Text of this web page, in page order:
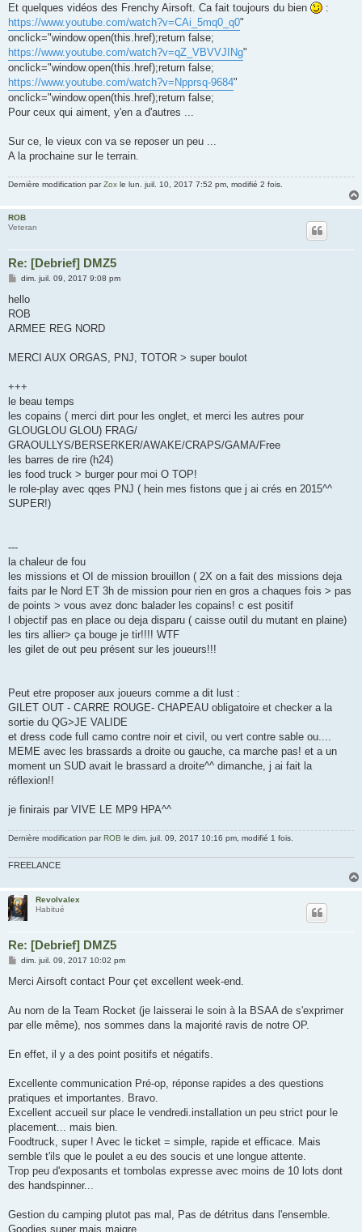
Et quelques vidéos des Frenchy Airsoft. Ca fait toujours du bien
:
https://www.youtube.com/watch?v=CAi_5mq0_q0"
onclick="window.open(this.href);return false;
https://www.youtube.com/watch?v=qZ_VBVVJINg"
onclick="window.open(this.href);return false;
https://www.youtube.com/watch?v=Npprsq-9684"
onclick="window.open(this.href);return false;
Pour ceux qui aiment, y'en a d'autres ...
Sur ce, le vieux con va se reposer un peu ...
A la prochaine sur le terrain.
Dernière modification parZox le lun. juil. 10, 2017 7:52 pm, modifié 2 fois.
ROB
Veteran
Re: [Debrief] DMZ5
M
s
a
g
dim. juil. 09, 2017 9:08 pm
hello
ROB
ARMEE REG NORD
MERCI AUX ORGAS, PNJ, TOTOR > super boulot
+++
le beau temps
les copains ( merci dirt pour les onglet, et merci les autres pour
GLOUGLOU GLOU) FRAG/
GRAOULLYS/BERSERKER/AWAKE/CRAPS/GAMA/Free
les barres de rire (h24)
les food truck > burger pour moi O TOP!
le role-play avec qqes PNJ ( hein mes fistons que j ai crés en 2015^^
SUPER!)
---
la chaleur de fou
les missions et OI de mission brouillon ( 2X on a fait des missions deja
faits par le Nord ET 3h de mission pour rien en gros a chaques fois > pas
de points > vous avez donc balader les copains! c est positif
l objectif pas en place ou deja disparu ( caisse outil du mutant en plaine)
les tirs allier> ça bouge je tir!!!! WTF
les gilet de out peu présent sur les joueurs!!!
Peut etre proposer aux joueurs comme a dit lust :
GILET OUT - CARRE ROUGE- CHAPEAU obligatoire et checker a la
sortie du QG>JE VALIDE
et dress code full camo contre noir et civil, ou vert contre sable ou....
MEME avec les brassards a droite ou gauche, ca marche pas! et a un
moment un SUD avait le brassard a droite^^ dimanche, j ai fait la
réflexion!!
je finirais par VIVE LE MP9 HPA^^
Dernière modification parROB le dim. juil. 09, 2017 10:16 pm, modifié 1 fois.
FREELANCE
Revolvalex
Habitué
Re: [Debrief] DMZ5
M
s
g
dim. juil. 09, 2017 10:02 pm
Merci Airsoft contact Pour çet excellent week-end.
Au nom de la Team Rocket (je laisserai le soin à la BSAA de s'exprimer
par elle même), nos sommes dans la majorité ravis de notre OP.
En effet, il y a des point positifs et négatifs.
Excellente communication Pré-op, réponse rapides a des questions
pratiques et importantes. Bravo.
Excellent accueil sur place le vendredi.installation un peu strict pour le
placement... mais bien.
Foodtruck, super ! Avec le ticket = simple, rapide et efficace. Mais
semble t'ils que le poulet a eu des soucis et une longue attente.
Trop peu d'exposants et tombolas expresse avec moins de 10 lots dont
des handspinner...
Gestion du camping plutot pas mal, Pas de détritus dans l'ensemble.
Goodies super mais maigre...